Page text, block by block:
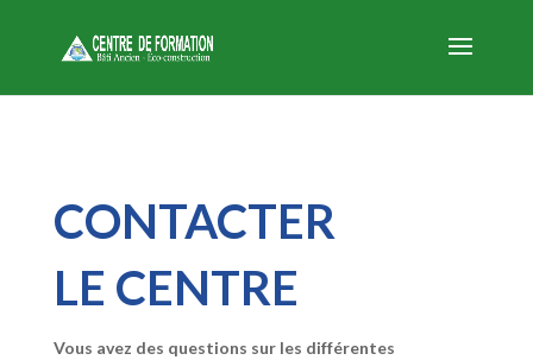
CONTACTER
LE CENTRE
Vous avez des questions sur les différentes